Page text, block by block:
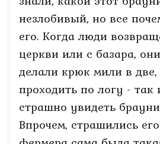
незлобивый, но все
его. Когда люди
церкви или с базара,
делали крюк мили в
проходить по логу -
страшно увидеть
Впрочем, страшились